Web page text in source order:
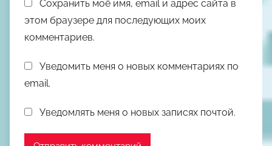
Сохранить моё имя, email и адрес сайта в
этом браузере для последующих моих
комментариев.
Уведомить меня о новых комментариях по
email.
Уведомлять меня о новых записях почтой.